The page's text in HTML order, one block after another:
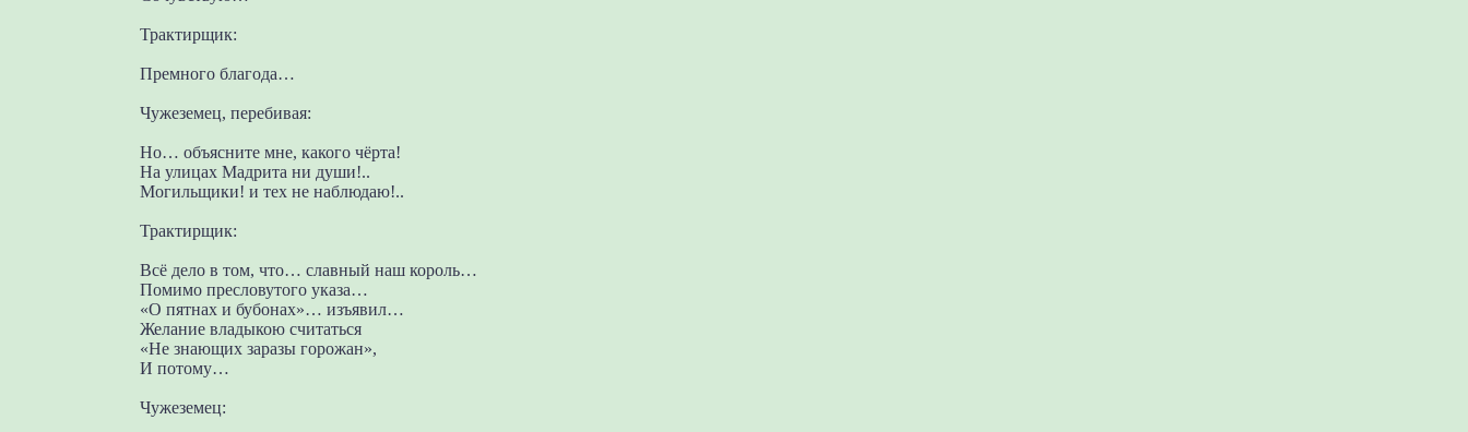
Трактирщик:
Премного благода…
Чужеземец, перебивая:
Но… объясните мне, какого чёрта!
На улицах Мадрита ни души!..
Могильщики! и тех не наблюдаю!..
Трактирщик:
Всё дело в том, что… славный наш король…
Помимо пресловутого указа…
«О пятнах и бубонах»… изъявил…
Желание владыкою считаться
«Не знающих заразы горожан»,
И потому…
Чужеземец: